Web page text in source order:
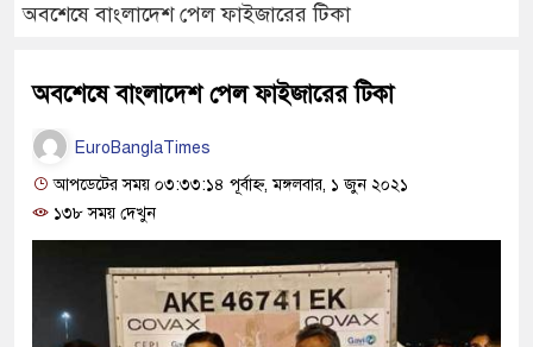
অবশেষে বাংলাদেশ পেল ফাইজারের টিকা
অবশেষে বাংলাদেশ পেল ফাইজারের টিকা
EuroBanglaTimes
আপডেটের সময় ০৩:৩৩:১৪ পূর্বাহ্ন, মঙ্গলবার, ১ জুন ২০২১
১৩৮ সময় দেখুন